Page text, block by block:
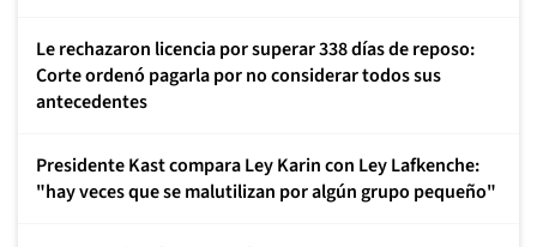
Le rechazaron licencia por superar 338 días de reposo:
Corte ordenó pagarla por no considerar todos sus
antecedentes
Presidente Kast compara Ley Karin con Ley Lafkenche:
"hay veces que se malutilizan por algún grupo pequeño"